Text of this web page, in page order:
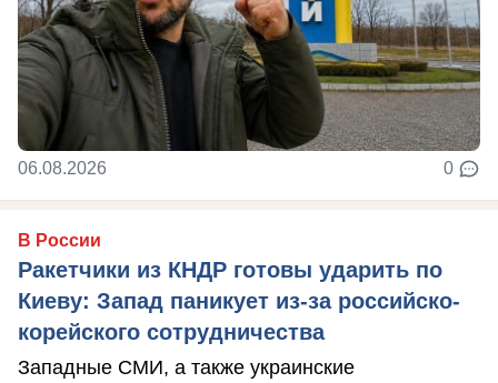
06.08.2026 0
В России
Ракетчики из КНДР готовы ударить по
Киеву: Запад паникует из-за российско-
корейского сотрудничества
Западные СМИ, а также украинские